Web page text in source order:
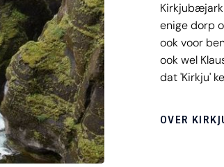
enige dorp
ook voor
ook wel
dat 'Kirkju'
OVER